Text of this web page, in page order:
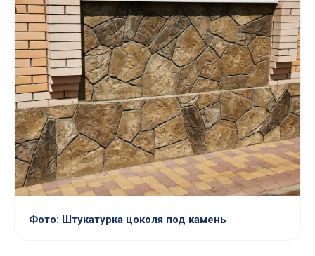
Фото: Штукатурка цоколя под камень